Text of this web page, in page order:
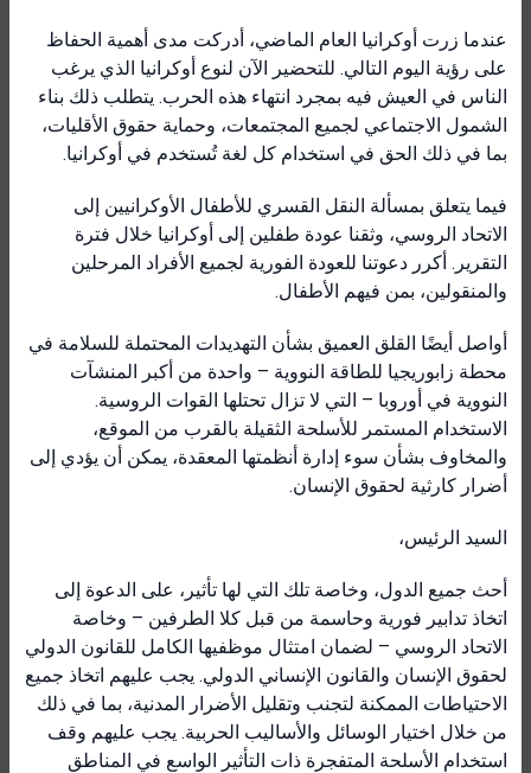
عندما زرت أوكرانيا العام الماضي، أدركت مدى أهمية الحفاظ
على رؤية اليوم التالي. للتحضير الآن لنوع أوكرانيا الذي يرغب
الناس في العيش فيه بمجرد انتهاء هذه الحرب. يتطلب ذلك بناء
الشمول الاجتماعي لجميع المجتمعات، وحماية حقوق الأقليات،
بما في ذلك الحق في استخدام كل لغة تُستخدم في أوكرانيا.
فيما يتعلق بمسألة النقل القسري للأطفال الأوكرانيين إلى
الاتحاد الروسي، وثقنا عودة طفلين إلى أوكرانيا خلال فترة
التقرير. أكرر دعوتنا للعودة الفورية لجميع الأفراد المرحلين
والمنقولين، بمن فيهم الأطفال.
أواصل أيضًا القلق العميق بشأن التهديدات المحتملة للسلامة في
محطة زابوريجيا للطاقة النووية – واحدة من أكبر المنشآت
النووية في أوروبا – التي لا تزال تحتلها القوات الروسية.
الاستخدام المستمر للأسلحة الثقيلة بالقرب من الموقع،
والمخاوف بشأن سوء إدارة أنظمتها المعقدة، يمكن أن يؤدي إلى
أضرار كارثية لحقوق الإنسان.
السيد الرئيس،
أحث جميع الدول، وخاصة تلك التي لها تأثير، على الدعوة إلى
اتخاذ تدابير فورية وحاسمة من قبل كلا الطرفين – وخاصة
الاتحاد الروسي – لضمان امتثال موظفيها الكامل للقانون الدولي
لحقوق الإنسان والقانون الإنساني الدولي. يجب عليهم اتخاذ جميع
الاحتياطات الممكنة لتجنب وتقليل الأضرار المدنية، بما في ذلك
من خلال اختيار الوسائل والأساليب الحربية. يجب عليهم وقف
استخدام الأسلحة المتفجرة ذات التأثير الواسع في المناطق